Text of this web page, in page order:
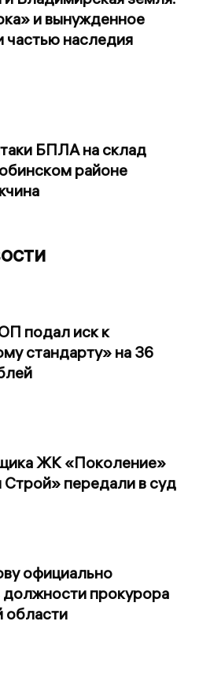
и вынужденное
частью наследия
БПЛА на склад
районе
подал иск к
стандарту» на 36
ЖК «Поколение»
передали в суд
официально
должности прокурора
области